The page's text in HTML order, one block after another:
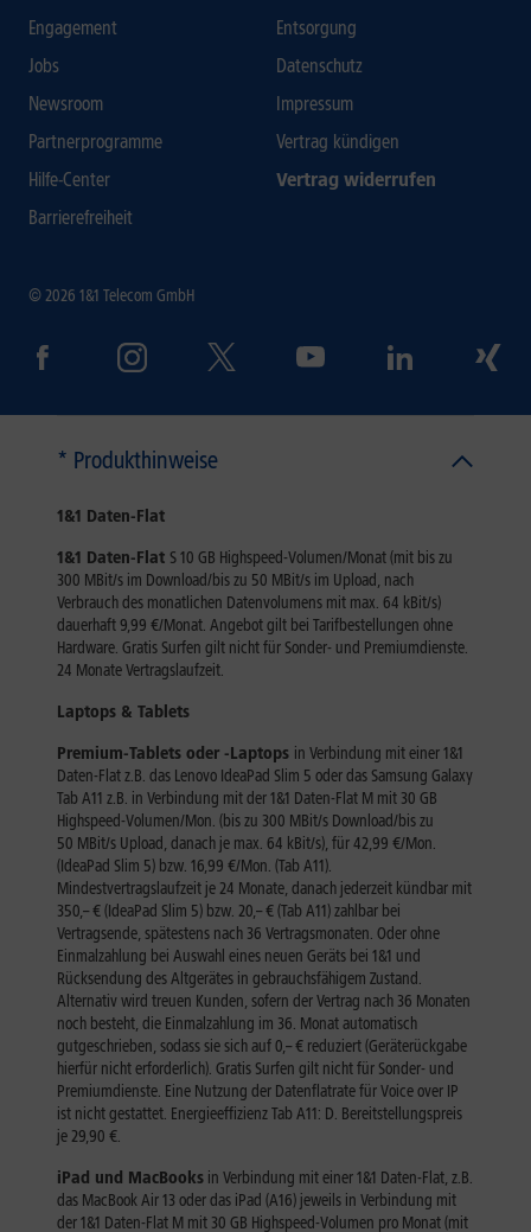
Engagement
Jobs
Newsroom
Partnerprogramme
Hilfe-Center
Barrierefreiheit
Entsorgung
Datenschutz
Impressum
Vertrag kündigen
Vertrag widerrufen
© 2026 1&1 Telecom GmbH